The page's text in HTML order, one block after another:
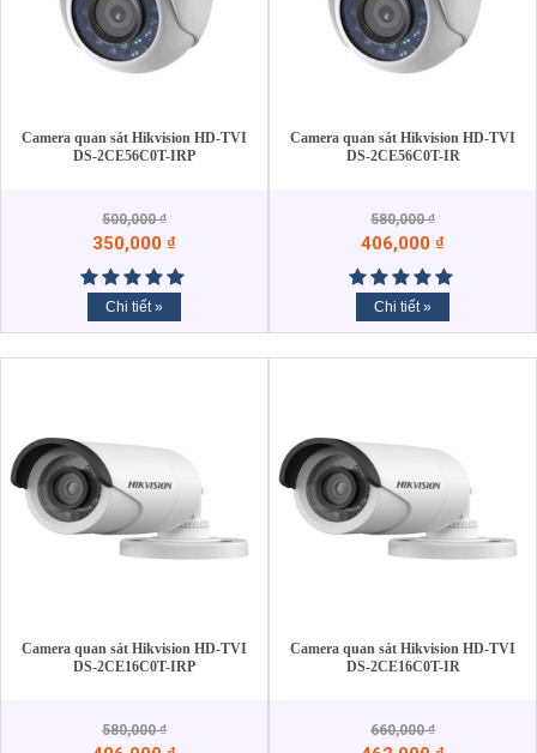
Camera quan sát Hikvision HD-TVI
DS-2CE56C0T-IRP
500,000₫
350,000 ₫
Chi tiết »
Camera quan sát Hikvision HD-TVI
DS-2CE56C0T-IR
580,000₫
406,000 ₫
Chi tiết »
Camera quan sát Hikvision HD-TVI
DS-2CE16C0T-IRP
580,000₫
Camera quan sát Hikvision HD-TVI
DS-2CE16C0T-IR
660,000₫